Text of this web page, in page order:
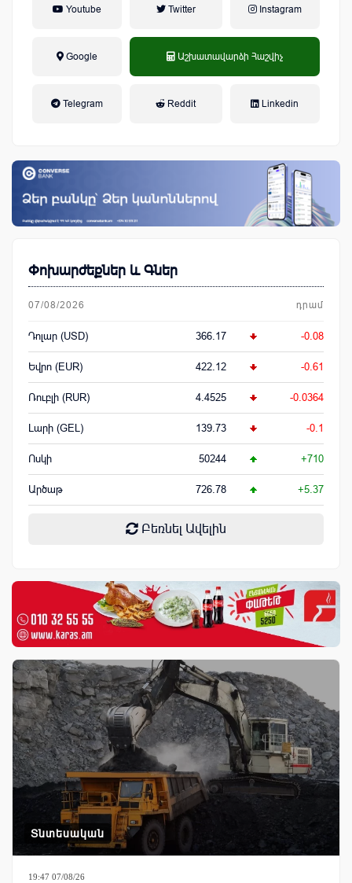
Youtube Twitter Instagram
Google Աշխատավարձի Հաշվիչ
Telegram Reddit Linkedin
Փոխարժեքներ և Գներ
07/08/2026 դրամ
Դոլար (USD) 366.17 -0.08
Եվրո (EUR) 422.12 -0.61
Ռուբլի (RUR) 4.4525 -0.0364
Լարի (GEL) 139.73 -0.1
Ոսկի 50244 +710
Արծաթ 726.78 +5.37
Բեռնել Ավելին
Տնտեսական
19:47 07/08/26